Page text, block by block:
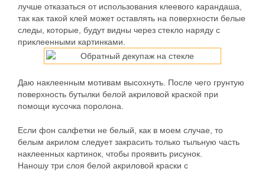
лучше отказаться от использования клеевого карандаша,
так как такой клей может оставлять на поверхности белые
следы, которые, будут видны через стекло наряду с
приклеенными картинками.
Даю наклеенным мотивам высохнуть. После чего грунтую
поверхность бутылки белой акриловой краской при
помощи кусочка поролона.
Если фон салфетки не белый, как в моем случае, то
белым акрилом следует закрасить только тыльную часть
наклеенных картинок, чтобы проявить рисунок.
Наношу три слоя белой акриловой краски с